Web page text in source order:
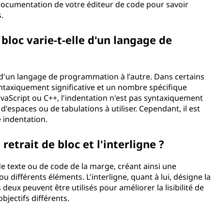
de votre éditeur de code pour savoir
varie-t-elle d'un langage de
langage de programmation à l'autre. Dans certains
significative et un nombre spécifique
ou C++, l'indentation n'est pas syntaxiquement
ou de tabulations à utiliser. Cependant, il est
indentation.
de bloc et l'interligne ?
texte ou de code de la marge, créant ainsi une
différents éléments. L'interligne, quant à lui, désigne la
peuvent être utilisés pour améliorer la lisibilité de
différents.